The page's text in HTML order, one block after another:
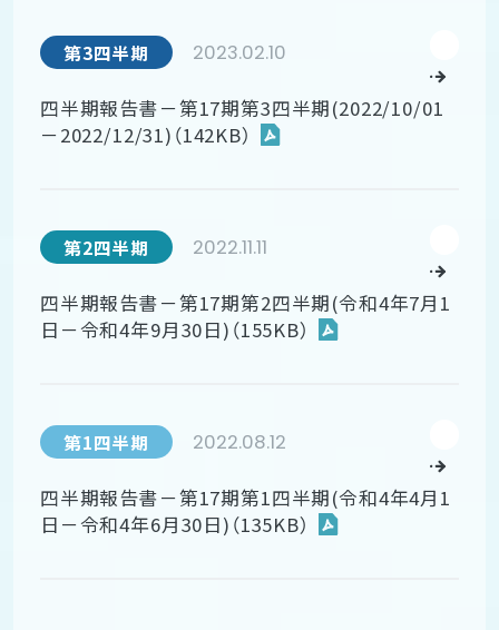
第3四半期 2023.02.10
四半期報告書－第17期第3四半期(2022/10/01
－2022/12/31)（142KB）
第2四半期 2022.11.11
四半期報告書－第17期第2四半期(令和4年7月1
日－令和4年9月30日)（155KB）
第1四半期 2022.08.12
四半期報告書－第17期第1四半期(令和4年4月1
日－令和4年6月30日)（135KB）